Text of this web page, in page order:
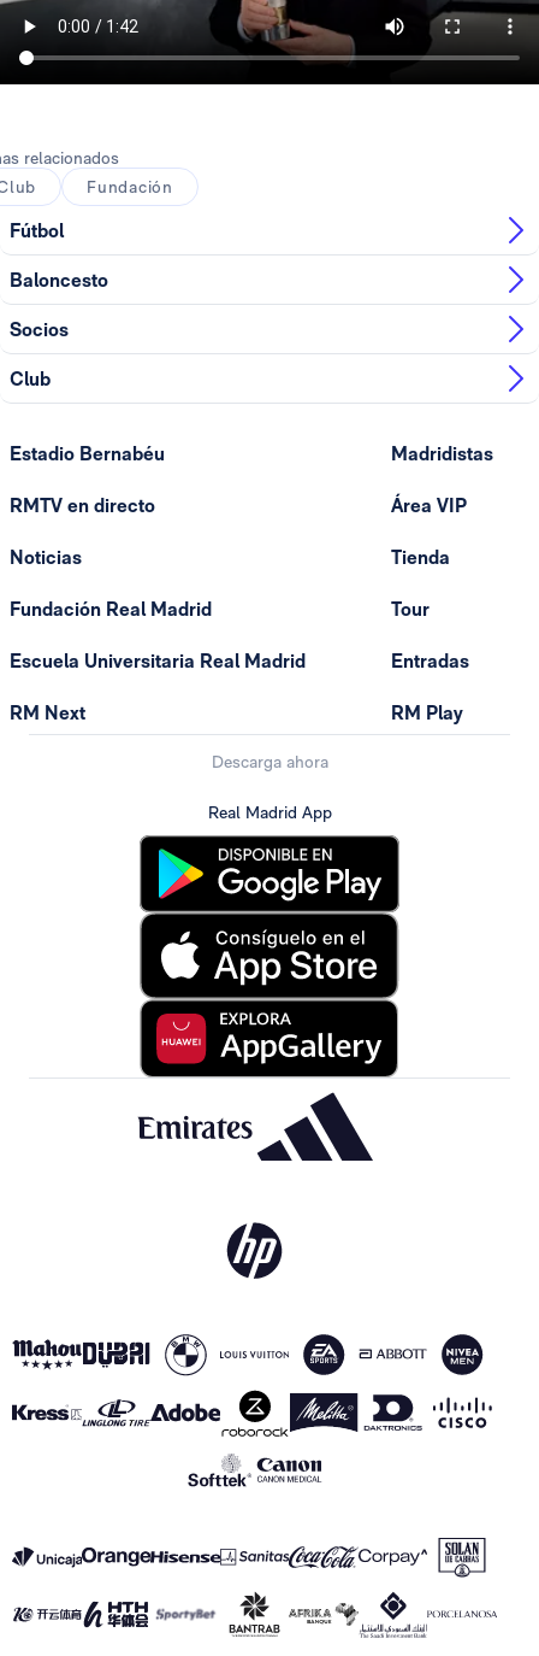
relacionados
Fundación
Fútbol
Baloncesto
Socios
Club
Estadio Bernabéu
RMTV en directo
Noticias
Fundación Real Madrid
Escuela Universitaria Real Madrid
RM Next
Madridistas
Área VIP
Tienda
Tour
Entradas
RM Play
Descarga ahora
Real Madrid App